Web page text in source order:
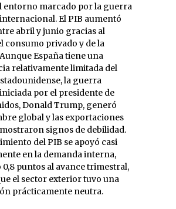
entorno marcado por la guerra
El PIB aumentó
abril y junio gracias al
consumo privado y de la
España tiene una
relativamente limitada del
la guerra
por el presidente de
Donald Trump, generó
global y las exportaciones
signos de debilidad.
del PIB se apoyó casi
en la demanda interna,
0,8 puntos al avance trimestral,
el sector exterior tuvo una
prácticamente neutra.